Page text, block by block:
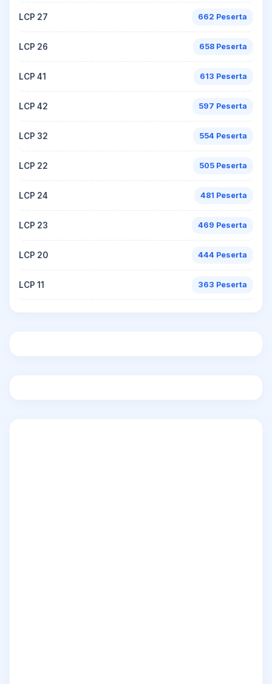
LCP 27 662 Peserta
LCP 26 658 Peserta
LCP 41 613 Peserta
LCP 42 597 Peserta
LCP 32 554 Peserta
LCP 22 505 Peserta
LCP 24 481 Peserta
LCP 23 469 Peserta
LCP 20 444 Peserta
LCP 11 363 Peserta